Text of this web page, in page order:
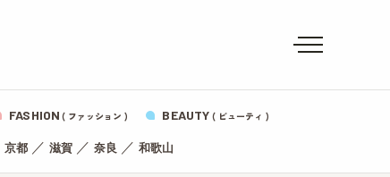
FASHION ( ファッション ) BEAUTY ( ビューティ )
京都／ 滋賀／ 奈良 ／ 和歌山